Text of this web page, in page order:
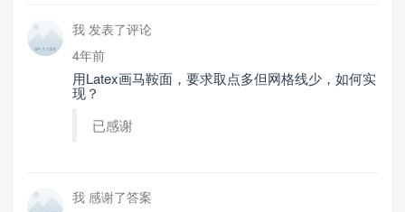
我 发表了评论
4年前
用Latex画马鞍面，要求取点多但网格线少，如何实
现？
已感谢
我 感谢了答案